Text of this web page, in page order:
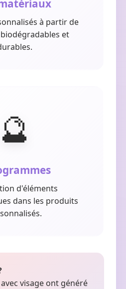
à partir de
et
🔮
d'éléments
dans les produits
visage ont généré